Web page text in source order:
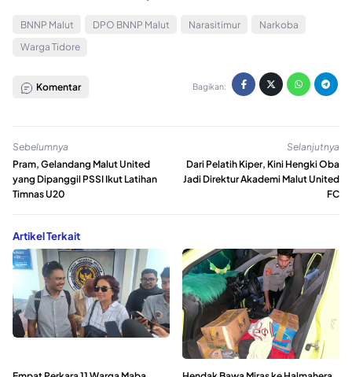
BNNP Malut DPO BNNP Malut Narasitimur
Narkoba
Warga Tidore
Komentar Bagikan:
Sebelumnya
Pram, Gelandang Malut United
yang Dipanggil PSSI Ikut Latihan
Timnas U20
Selanjutnya
Dari Pelatih Kiper, Kini Hengki Oba
Jadi Direktur Akademi Malut United
FC
Artikel Terkait